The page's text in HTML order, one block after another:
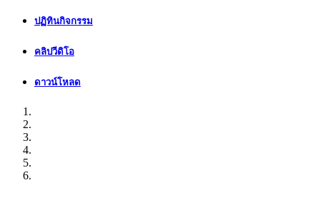
ปฏิทินกิจกรรม
คลิปวีดิโอ
ดาวน์โหลด